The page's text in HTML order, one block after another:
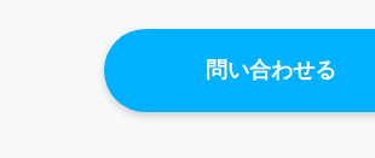
問い合わせる